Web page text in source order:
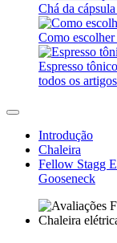
Chá da
Como
Espresso
todos os artigos
Introdução
Chaleira
Fellow Stagg
Gooseneck